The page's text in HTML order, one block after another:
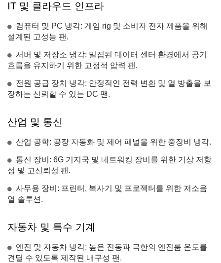
IT 및 클라우드 인프라
컴퓨터 및 PC 냉각: 게임 rig 및 소비자 전자 제품을 위해
설계된 고성능 팬.
서버 및 저장소 냉각: 밀집된 데이터 센터 환경에서 공기
흐름을 유지하기 위한 고정적 압력 팬.
전원 공급 장치 냉각: 안정적인 전력 변환 및 열 방출을 보
장하는 신뢰할 수 있는 DC 팬.
산업 및 통신
산업 공학: 공장 자동화 및 제어 패널을 위한 중장비 냉각.
통신 장비: 6G 기지국 및 네트워킹 장비를 위한 기상 저항
성 및 고신뢰성 팬.
사무용 장비: 프린터, 복사기 및 프로젝터를 위한 저소음
열 솔루션.
자동차 및 특수 기계
엔진 및 자동차 냉각: 높은 진동과 극한의 엔진룸 온도를
견딜 수 있도록 제작된 내구성 팬.